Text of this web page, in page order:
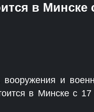
в Минске
и
в Минске с